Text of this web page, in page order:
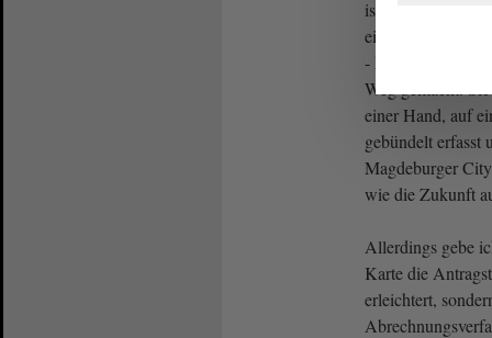
ist richtig - auch
einige
- haben sich
Weg gemacht. Sie
einer Hand, auf
gebündelt erfasst
Magdeburger
wie die Zukunft
Allerdings gebe
Karte die
erleichtert,